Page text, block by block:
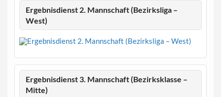
Ergebnisdienst 2. Mannschaft (Bezirksliga –
West)
Ergebnisdienst 3. Mannschaft (Bezirksklasse –
Mitte)